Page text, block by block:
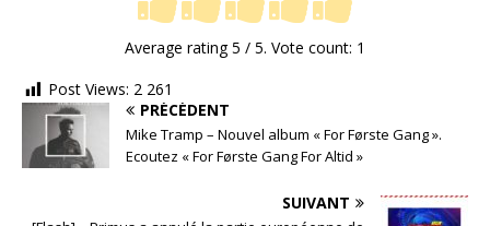
Average rating5 / 5. Vote count: 1
Post Views: 2 261
PRÉCÉDENT
Mike Tramp – Nouvel album « For Første Gang ».
Ecoutez « For Første Gang For Altid »
SUIVANT